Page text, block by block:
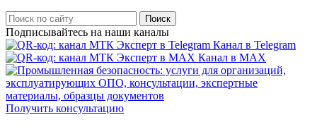
Поиск
Подписывайтесь на наши каналы
Канал в Telegram
Канал в MAX
Получить консультацию